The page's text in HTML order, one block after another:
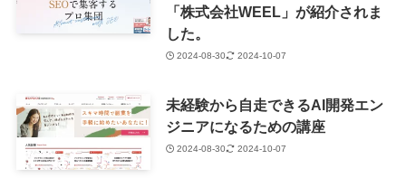
「株式会社WEEL」が紹介されま
した。
2024-08-30 2024-10-07
未経験から自走できるAI開発エン
ジニアになるための講座
2024-08-30 2024-10-07